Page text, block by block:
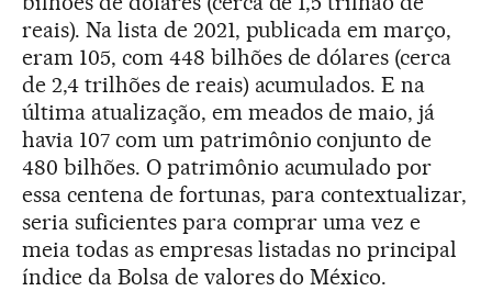
reais). Na lista de 2021, publicada em março,
eram 105, com 448 bilhões de dólares (cerca
de 2,4 trilhões de reais) acumulados. E na
última atualização, em meados de maio, já
havia 107 com um patrimônio conjunto de
480 bilhões. O patrimônio acumulado por
essa centena de fortunas, para contextualizar,
seria suficientes para comprar uma vez e
meia todas as empresas listadas no principal
índice da Bolsa de valores do México.